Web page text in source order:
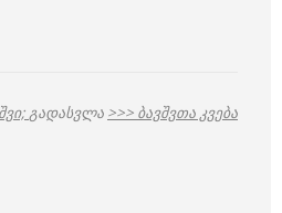
გადასვლა >>> ბავშვთა კვება